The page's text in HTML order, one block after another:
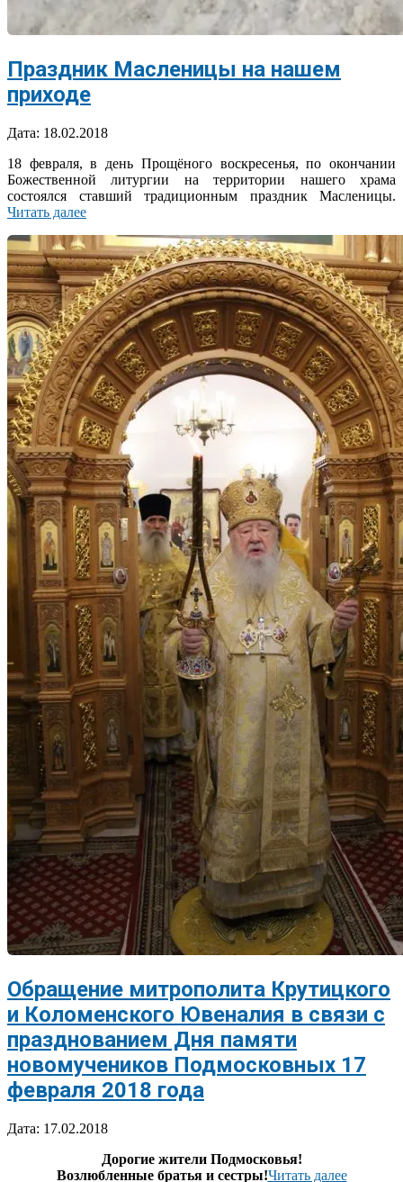
Праздник Масленицы на нашем
приходе
2018-
18
Дата: 18.02.2018
18 февраля, в день Прощёного воскресенья, по окончании
Божественной литургии на территории нашего храма
состоялся ставший традиционным праздник Масленицы.
Читать далее
Обращение митрополита Крутицкого
и Коломенского Ювеналия в связи с
празднованием Дня памяти
новомучеников Подмосковных 17
февраля 2018 года
2018-
Дата: 17.02.2018
Дорогие жители Подмосковья!
Возлюбленные братья и сестры!Читать далее